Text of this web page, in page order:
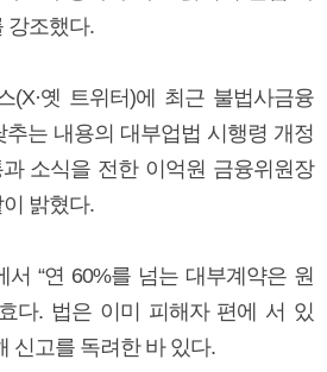
강조했다.
(X·옛 트위터)에 최근 불법사금융
는 내용의 대부업법 시행령 개정
소식을 전한 이억원 금융위원장
밝혔다.
“연 60%를 넘는 대부계약은 원
다. 법은 이미 피해자 편에 서 있
신고를 독려한 바 있다.